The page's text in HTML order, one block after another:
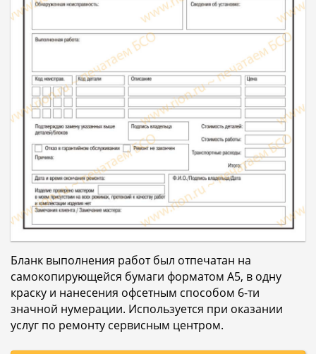
Бланк выполнения работ был отпечатан на
самокопирующейся бумаги форматом А5, в одну
краску и нанесения офсетным способом 6-ти
значной нумерации. Используется при оказании
услуг по ремонту сервисным центром.